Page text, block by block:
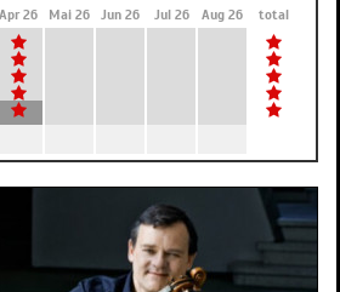
Apr 26 Mai 26 Jun 26 Jul 26 Aug 26 total